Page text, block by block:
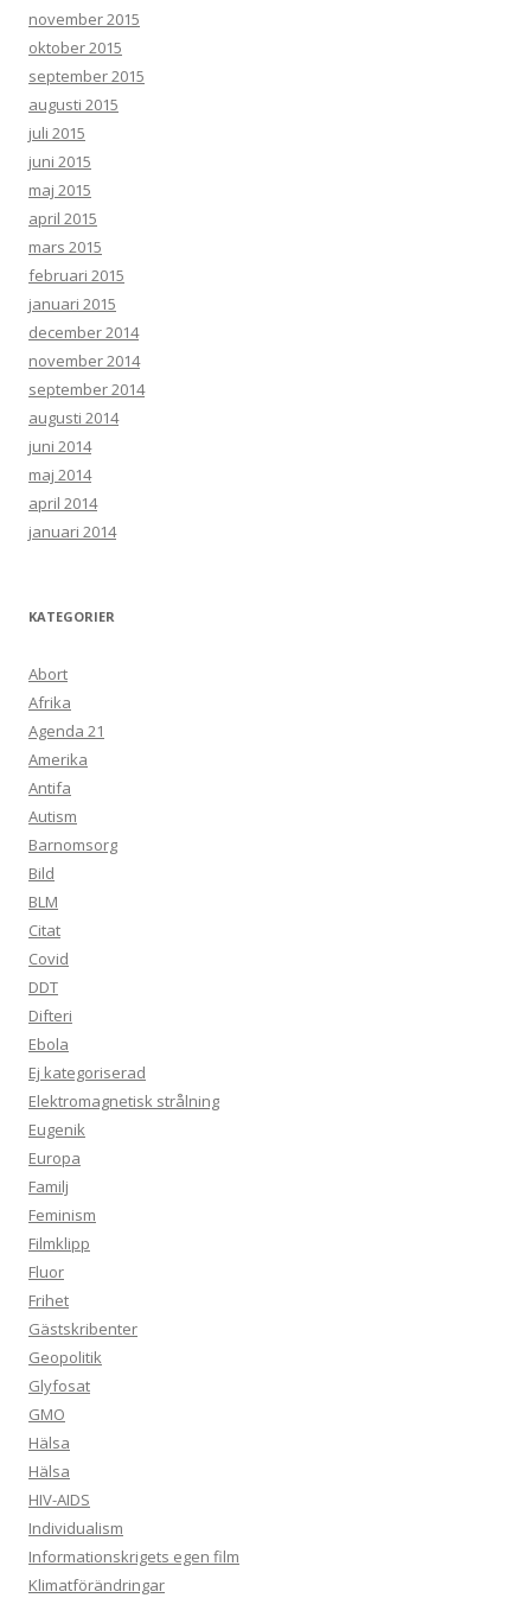
november 2015
oktober 2015
september 2015
augusti 2015
juli 2015
juni 2015
maj 2015
april 2015
mars 2015
februari 2015
januari 2015
december 2014
november 2014
september 2014
augusti 2014
juni 2014
maj 2014
april 2014
januari 2014
KATEGORIER
Abort
Afrika
Agenda 21
Amerika
Antifa
Autism
Barnomsorg
Bild
BLM
Citat
Covid
DDT
Difteri
Ebola
Ej kategoriserad
Elektromagnetisk strålning
Eugenik
Europa
Familj
Feminism
Filmklipp
Fluor
Frihet
Gästskribenter
Geopolitik
Glyfosat
GMO
Hälsa
Hälsa
HIV-AIDS
Individualism
Informationskrigets egen film
Klimatförändringar